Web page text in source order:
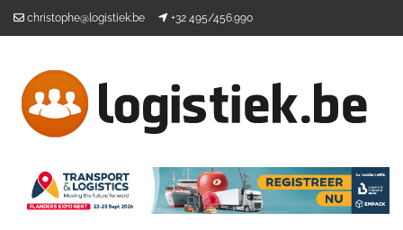
christophe@logistiek.be +32 495/456.990